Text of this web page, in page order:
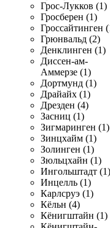
Грос-Лукков (1)
Гросберен (1)
Гроссайтинген
Грюнвальд (2)
Денклинген (1)
Диссен-ам-
Аммерзе (1)
Дортмунд (1)
Драйайх (1)
Дрезден (4)
Засниц (1)
Зигмаринген (1)
Зинцхайм (1)
Золинген (1)
Зюльцхайн (1)
Ингольштадт (1)
Инцелль (1)
Карлсруэ (1)
Кёльн (4)
Кёнигштайн (1)